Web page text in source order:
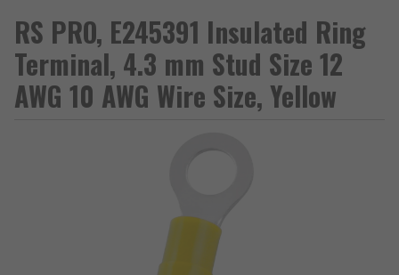
RS PRO, E245391 Insulated Ring
Terminal, 4.3 mm Stud Size 12
AWG 10 AWG Wire Size, Yellow